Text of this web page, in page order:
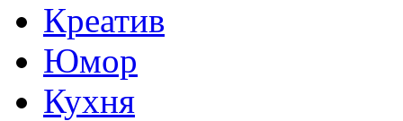
Креатив
Юмор
Кухня